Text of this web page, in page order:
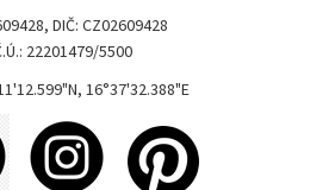
DIČ: CZ02609428
22201479/5500
16°37'32.388"E